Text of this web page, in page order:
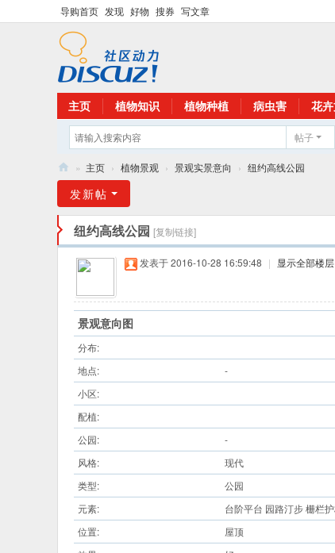
导购首页 发现 好物 搜券 写文章
主页 植物知识 植物种植 病虫害 花
帖子
卉
植
» 主页 › 植物景观 › 景观实景意向 › 纽约高线公园
发新帖
纽约高线公园 [复制链接]
发表于 2016-10-28 16:59:48 | 显示全部楼层
景观意向图
分布:
地点:
-
小区:
配植:
公园:
-
风格:
现代
类型:
公园
元素:
台阶平台 园路汀步 栅栏
位置:
屋顶